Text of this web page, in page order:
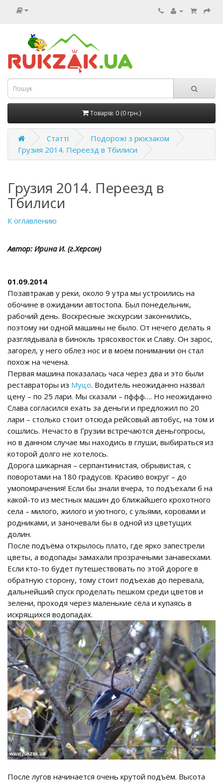
Товарів: 0 (0 грн.)
Статті
Подорожі з рюкзаком
Грузия 2014. Переезд в Тбилиси
Грузия 2014. Переезд в
Тбилиси
К оглавлению
Автор: Ирина И. (г.Херсон)
01.09.2014
Позавтракав у реки, около 9 утра мы устроились на
обочине в ожидании автостопа. Был понедельник,
рабочий день. Воскресные экскурсии закончились,
поэтому ни одной машины не было. От нечего делать я
разглядывала в бинокль трясохвосток и Славу. Он зарос,
загорел, у него облез нос и в моём понимании он стал
похож на чечена.
Первая машина показалась часа через два и это были
реставраторы из Муцо. Водитель неожиданно назвал
цену – по 25 лари. Мы сказали – пффф…. Но неожиданно
Слава согласился ехать за деньги и предложил по 20
лари – столько стоит отсюда рейсовый автобус, на том и
сошлись. Нечасто в Грузии встречаются деньгопросы,
но в данном случае мы находись в глуши, выбираться из
которой долго не хотелось.
Дорога шикарная – серпантинистая, обрывистая, с
поворотами на 180 градусов. Красиво вокруг – до
умопомрачения! Если бы знали вчера, то подъехали б на
какой-то из местных машин до ближайшего крохотного
села – милого, жилого и уютного, с ульями, коровами и
родниками, и заночевали бы в одной из цветущих
долин.
После подъёма открылось плато, где ярко запестрели
цветы, а водопады замахали прозрачными занавесками.
Если кто-то будет путешествовать по этой дороге в
обратную сторону, тому стоит подъехав до перевала,
дальнейший спуск проделать пешком среди цветов и
зелени, проходя через маленькие сёла и купаясь в
искрящихся водопадах.
После лугов начинается очень крутой подъём. Высота